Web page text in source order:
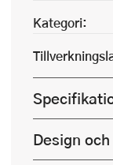
Kategori:
Design